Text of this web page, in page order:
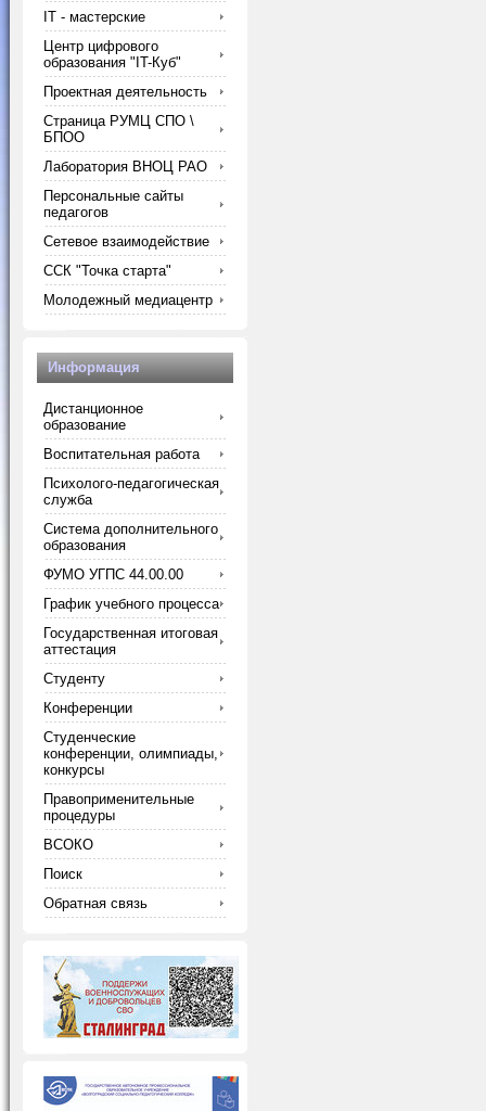
IT - мастерские
Центр цифрового
образования "IT-Куб"
Проектная деятельность
Страница РУМЦ СПО \
БПОО
Лаборатория ВНОЦ РАО
Персональные сайты
педагогов
Сетевое взаимодействие
ССК "Точка старта"
Молодежный медиацентр
Информация
Дистанционное
образование
Воспитательная работа
Психолого-педагогическая
служба
Система дополнительного
образования
ФУМО УГПС 44.00.00
График учебного процесса
Государственная итоговая
аттестация
Студенту
Конференции
Студенческие
конференции, олимпиады,
конкурсы
Правоприменительные
процедуры
ВСОКО
Поиск
Обратная связь